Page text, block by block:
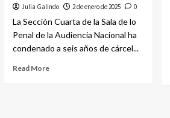
Julia Galindo 2 de enero de 2025 0
La Sección Cuarta de la Sala de lo
Penal de la Audiencia Nacional ha
condenado a seis años de cárcel...
Read More